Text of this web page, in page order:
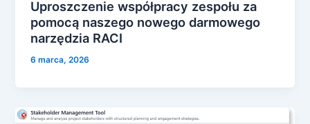
Uproszczenie współpracy zespołu za
pomocą naszego nowego darmowego
narzędzia RACI
6 marca, 2026